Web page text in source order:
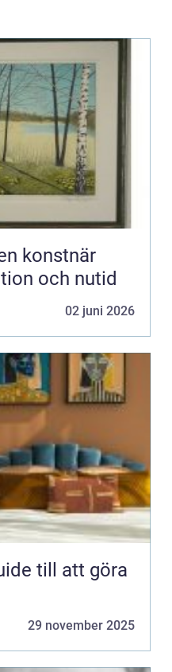
och nutid
02 juni 2026
till att göra
29 november 2025